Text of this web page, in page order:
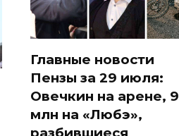
Главные новости
Пензы за 29 июля:
Овечкин на арене, 9
млн на «Любэ»,